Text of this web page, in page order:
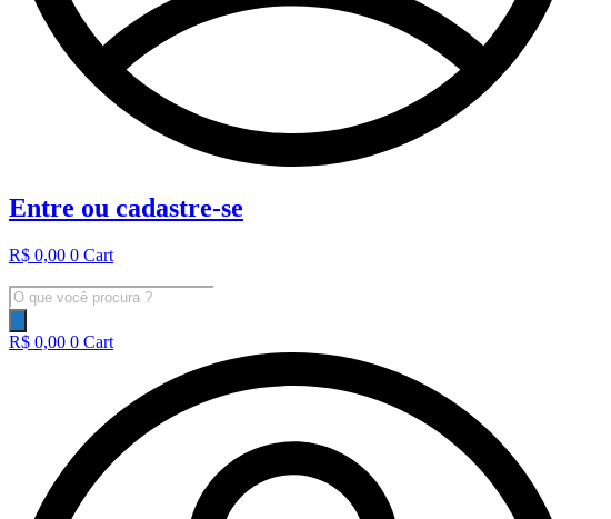
Entre ou cadastre-se
R$ 0,00 0 Cart
Pesquisar
produtos
R$ 0,00 0 Cart